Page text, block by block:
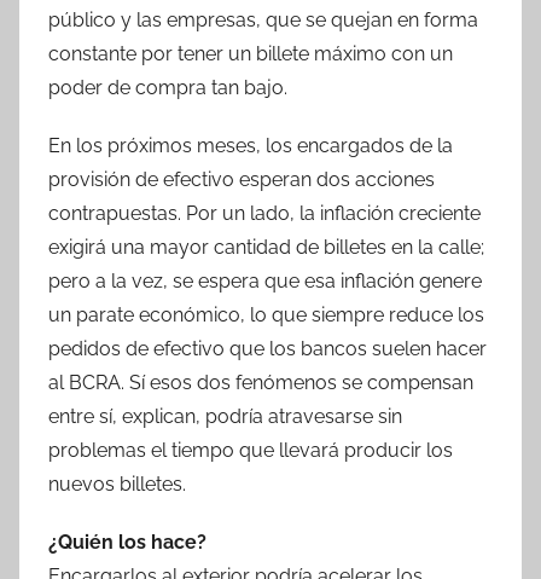
público y las empresas, que se quejan en forma
constante por tener un billete máximo con un
poder de compra tan bajo.
En los próximos meses, los encargados de la
provisión de efectivo esperan dos acciones
contrapuestas. Por un lado, la inflación creciente
exigirá una mayor cantidad de billetes en la calle;
pero a la vez, se espera que esa inflación genere
un parate económico, lo que siempre reduce los
pedidos de efectivo que los bancos suelen hacer
al BCRA. Sí esos dos fenómenos se compensan
entre sí, explican, podría atravesarse sin
problemas el tiempo que llevará producir los
nuevos billetes.
¿Quién los hace?